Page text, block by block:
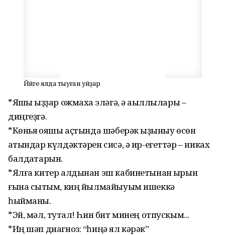
Йәйге ялда тыуған уйҙар
*Яҡшы ҡыҙҙар ожмахҡа эләгә, ә аҡыллылары –
диңгеҙгә.
*Көньяҡ ҡояшы аҫтында шәберәк ҡыҙыныу өсөн
ҡатындар күлдәктәрен сисә, ә ир-егеттәр – никах
балдаҡтарын.
*Ялға китер алдынан эш кабинетынан ҡырын
ғына сыҡтым, киң йылмайыуым ишеккә
һыйманы.
*Эй, мәл, туҡтал! Һин бит минең отпускым...
*Иң шәп диагноз: “һиңә ял кәрәк”